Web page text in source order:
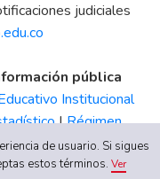
judiciales
pública
Institucional
|Régimen
de Ética| Canal
de usuario. Si sigues
estos términos.Ver